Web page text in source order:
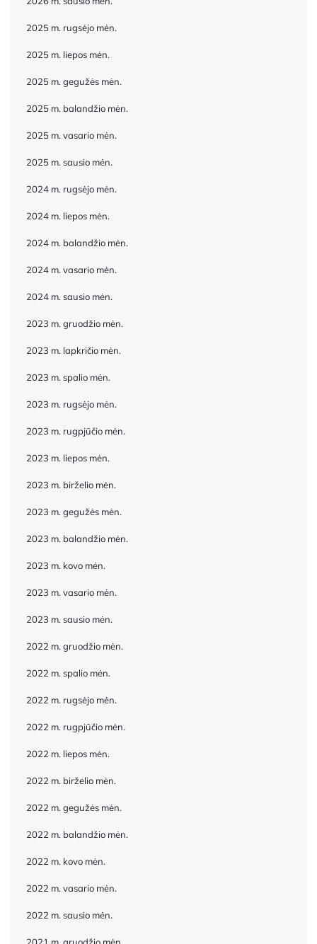
2025 m. rugsėjo mėn.
2025 m. liepos mėn.
2025 m. gegužės mėn.
2025 m. balandžio mėn.
2025 m. vasario mėn.
2025 m. sausio mėn.
2024 m. rugsėjo mėn.
2024 m. liepos mėn.
2024 m. balandžio mėn.
2024 m. vasario mėn.
2024 m. sausio mėn.
2023 m. gruodžio mėn.
2023 m. lapkričio mėn.
2023 m. spalio mėn.
2023 m. rugsėjo mėn.
2023 m. rugpjūčio mėn.
2023 m. liepos mėn.
2023 m. birželio mėn.
2023 m. gegužės mėn.
2023 m. balandžio mėn.
2023 m. kovo mėn.
2023 m. vasario mėn.
2023 m. sausio mėn.
2022 m. gruodžio mėn.
2022 m. spalio mėn.
2022 m. rugsėjo mėn.
2022 m. rugpjūčio mėn.
2022 m. liepos mėn.
2022 m. birželio mėn.
2022 m. gegužės mėn.
2022 m. balandžio mėn.
2022 m. kovo mėn.
2022 m. vasario mėn.
2022 m. sausio mėn.
2021 m. gruodžio mėn.